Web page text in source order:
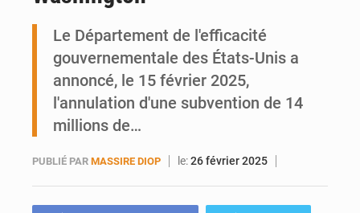
Le Département de l'efficacité
gouvernementale des États-Unis a
annoncé, le 15 février 2025,
l'annulation d'une subvention de 14
millions de…
PUBLIÉ PAR MASSIRE DIOP le:26 février 2025